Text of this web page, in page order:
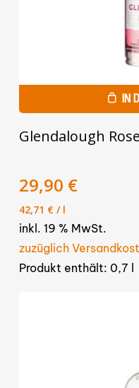
IN
Glendalough
29,90 €
42,71 €/ l
inkl. 19 % MwSt.
zuzüglich
Produkt enthält: 0,7 l